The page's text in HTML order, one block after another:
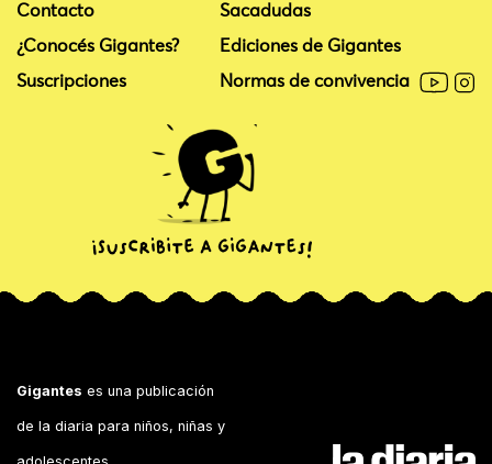
Contacto
¿Conocés Gigantes?
Suscripciones
Sacadudas
Ediciones de Gigantes
Normas de convivencia
Gigantes es una publicación
de la diaria para niños, niñas y